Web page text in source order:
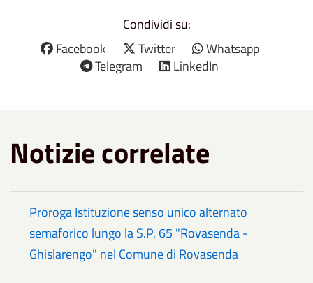
Condividi su:
Facebook
Twitter
Whatsapp
Telegram
LinkedIn
Notizie correlate
Proroga Istituzione senso unico alternato
semaforico lungo la S.P. 65 "Rovasenda -
Ghislarengo" nel Comune di Rovasenda